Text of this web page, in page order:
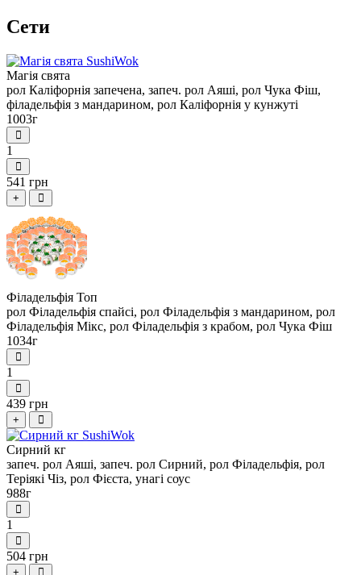
Сети
Магія свята
рол Каліфорнія запечена, запеч. рол Аяші, рол Чука Фіш,
філадельфія з мандарином, рол Каліфорнія у кунжуті
1003г
1
541 грн
+
Філадельфія Топ
рол Філадельфія спайсі, рол Філадельфія з мандарином, рол
Філадельфія Мікс, рол Філадельфія з крабом, рол Чука Фіш
1034г
1
439 грн
+
Сирний кг
запеч. рол Аяші, запеч. рол Сирний, рол Філадельфія, рол
Теріякі Чіз, рол Фієста, унагі соус
988г
1
504 грн
+